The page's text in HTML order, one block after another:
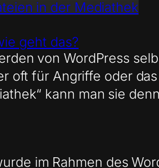
in der Mediathek
geht das?
von WordPress
oft für Angriffe oder
kann man sie
im Rahmen des